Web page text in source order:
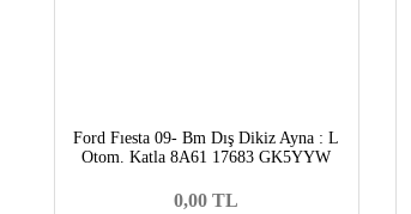
Ford Fıesta 09- Bm Dış Dikiz Ayna : L
Otom. Katla 8A61 17683 GK5YYW
0,00 TL